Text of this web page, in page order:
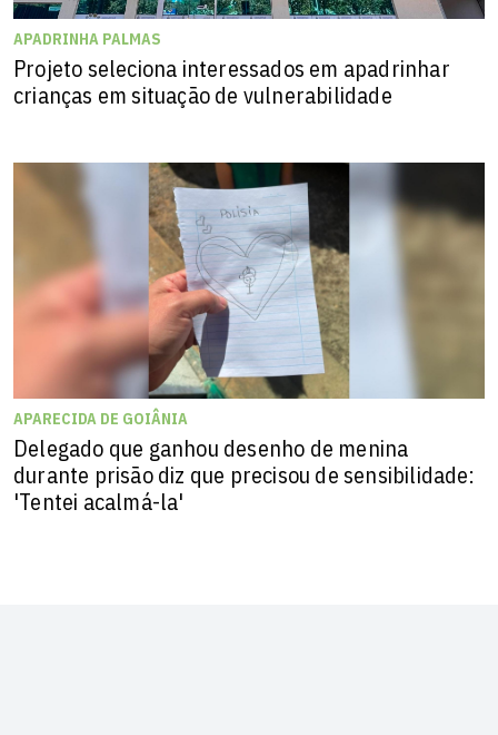
APADRINHA PALMAS
Projeto seleciona interessados em apadrinhar
crianças em situação de vulnerabilidade
APARECIDA DE GOIÂNIA
Delegado que ganhou desenho de menina
durante prisão diz que precisou de sensibilidade:
'Tentei acalmá-la'